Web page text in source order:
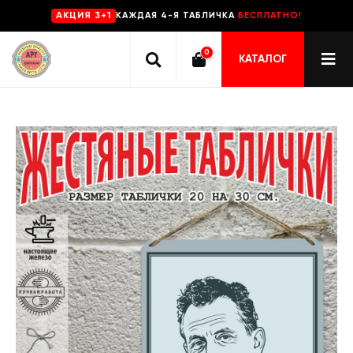
AKЦИЯ 3+1 КАЖДАЯ 4-Я ТАБЛИЧКА БЕСПЛАТНО!
0
КАТАЛОГ